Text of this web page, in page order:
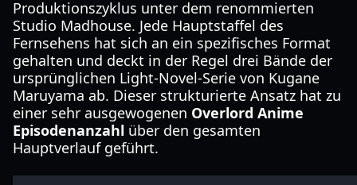
Produktionszyklus unter dem renommierten
Studio Madhouse. Jede Hauptstaffel des
Fernsehens hat sich an ein spezifisches Format
gehalten und deckt in der Regel drei Bände der
ursprünglichen Light-Novel-Serie von Kugane
Maruyama ab. Dieser strukturierte Ansatz hat zu
einer sehr ausgewogenen Overlord Anime
Episodenanzahl über den gesamten
Hauptverlauf geführt.